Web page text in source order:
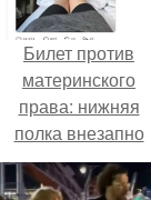
Билет против
материнского
права: нижняя
полка внезапно
нашла законного
владельца.